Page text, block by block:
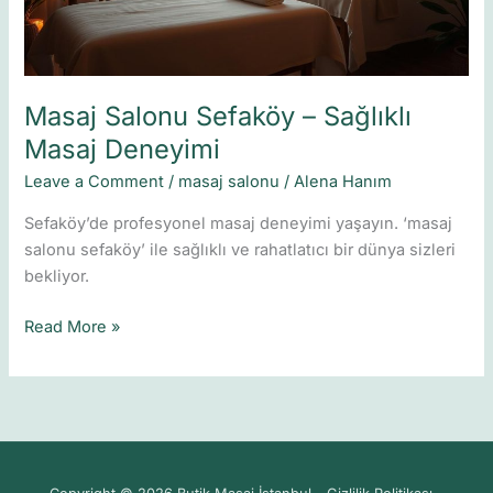
Masaj Salonu Sefaköy – Sağlıklı
Masaj Deneyimi
Leave a Comment / masaj salonu /Alena Hanım
Sefaköy’de profesyonel masaj deneyimi yaşayın. ‘masaj
salonu sefaköy’ ile sağlıklı ve rahatlatıcı bir dünya sizleri
bekliyor.
Read More »